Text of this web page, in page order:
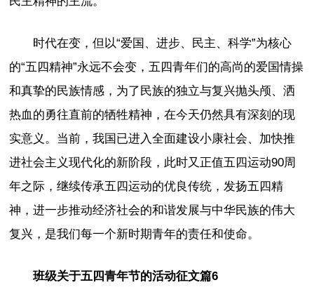
时代在变，但以“爱国、进步、民主、科学”为核心
的“五四精神”永远不会变，五四青年们的高尚的爱国情操
和真挚的民族情感，为了民族的独立与复兴抛头颅、洒
热血的勇往直前的牺牲精神，在今天仍然具有深刻的现
实意义。当前，我国已进入全面建设小康社会、加快推
进社会主义现代化的新阶段，此时又正值五四运动90周
年之际，继续传承五四运动的优良传统，发扬五四精
神，进一步推动经济社会的和谐发展与中华民族的伟大
复兴，是我们每一个新时期青年的责任和使命。
班级关于五四青年节的活动征文篇6